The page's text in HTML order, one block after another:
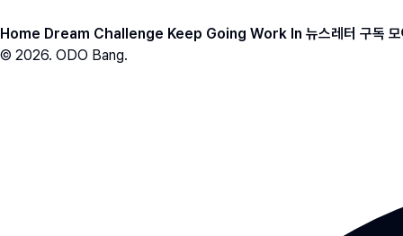
Home Dream Challenge Keep Going Work In 뉴스레터 구독
© 2026. ODO Bang.